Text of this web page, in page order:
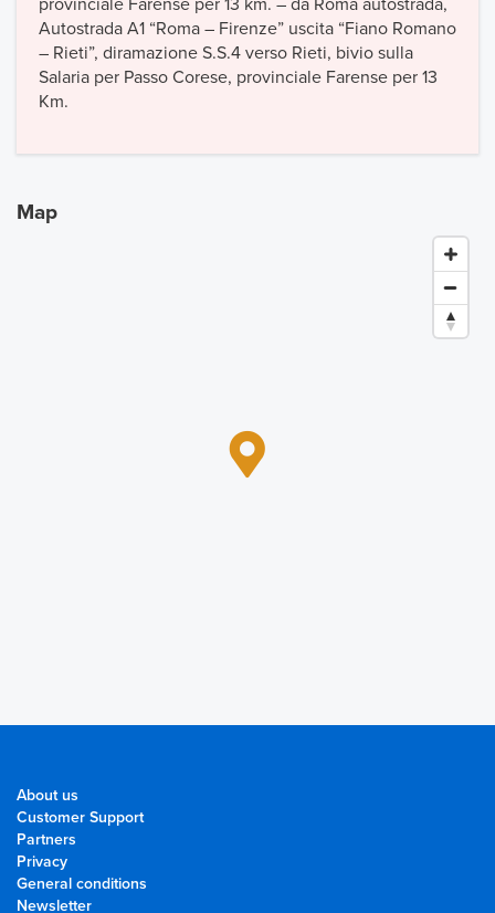
Autostrada A1 “Roma – Firenze” uscita “Fiano Romano
– Rieti”, diramazione S.S.4 verso Rieti, bivio sulla
Salaria per Passo Corese, provinciale Farense per 13
Km.
Map
About us
Customer Support
Partners
Privacy
General conditions
Newsletter